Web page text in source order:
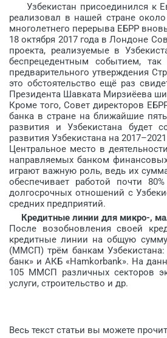
Узбекистан присоединился к
реализовал в нашей стране
многолетнего перерыва ЕБРР
18 октября 2017 года в Лондоне
проекта, реализуемые в
беспрецедентным событием,
предварительного утверж­дения
это обстоятельство ещё раз
Президента Шавката Мирзиёева
Кроме того, Совет директоров
банка в стране на ближайшие
развития и Узбекистана будет
развития Узбекистана на
Центральное место в
направляемых банком
играют важную роль, ведь их
обеспечивает работой почти
долгосрочных отношений с
средних предприятий.
Кредитные линии для микро-,
После возобновления своей
кредитные линии на общую
(ММСП) трём банкам
банк» и АКБ «Hamkorbank». На
105 ­ММСП различных секторов
услуги, строительство и др.
Весь текст статьи вы можете